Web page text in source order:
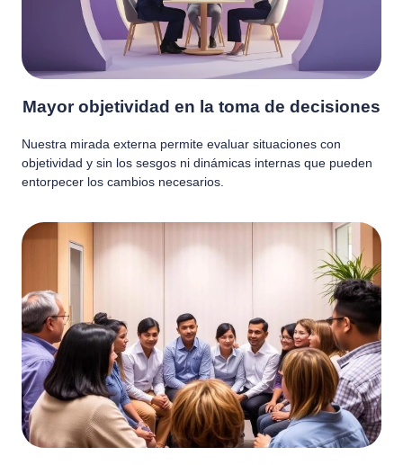
Mayor objetividad en la toma de decisiones
Nuestra mirada externa permite evaluar situaciones con
objetividad y sin los sesgos ni dinámicas internas que pueden
entorpecer los cambios necesarios.